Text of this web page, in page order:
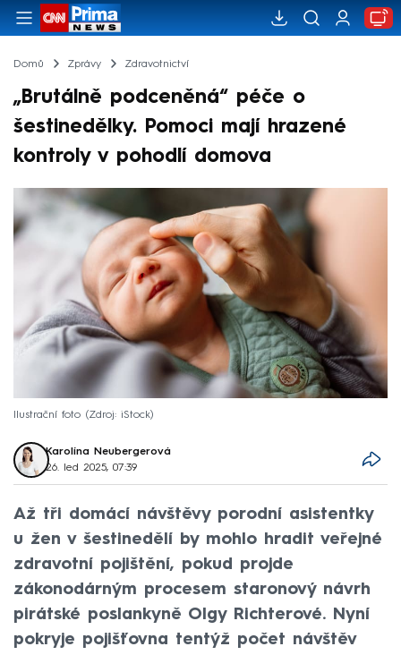
Domů Zprávy Zdravotnictví
„Brutálně podceněná“ péče o
šestinedělky. Pomoci mají hrazené
kontroly v pohodlí domova
Ilustrační foto Zdroj: iStock
Karolína Neubergerová
26. led 2025, 07:39
Až tři domácí návštěvy porodní asistentky
u žen v šestinedělí by mohlo hradit veřejné
zdravotní pojištění, pokud projde
zákonodárným procesem staronový návrh
pirátské poslankyně Olgy Richterové. Nyní
pokryje pojišťovna tentýž počet návštěv